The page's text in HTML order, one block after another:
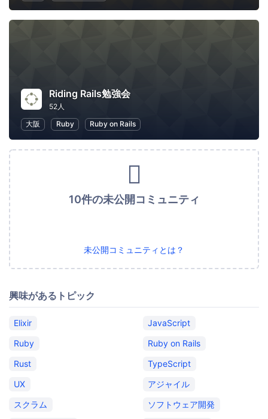
Riding Rails勉強会
52人
大阪
Ruby Ruby on Rails
10件の未公開コミュニティ
未公開コミュニティとは？
興味があるトピック
Elixir
JavaScript
Ruby
Ruby on Rails
Rust
TypeScript
UX
アジャイル
スクラム
ソフトウェア開発